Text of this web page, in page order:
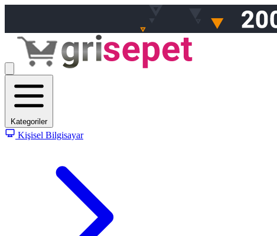
Kategoriler
Kişisel Bilgisayar